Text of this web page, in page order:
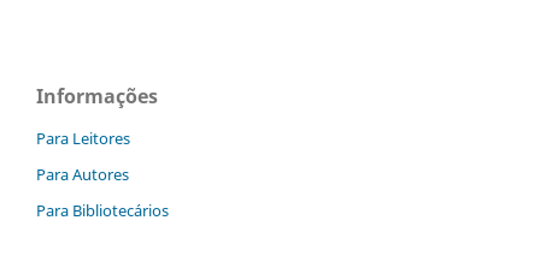
Informações
Para Leitores
Para Autores
Para Bibliotecários